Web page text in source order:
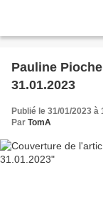
Pauline
31.01.2023
Publié le 31/01/2023 à
Par TomA